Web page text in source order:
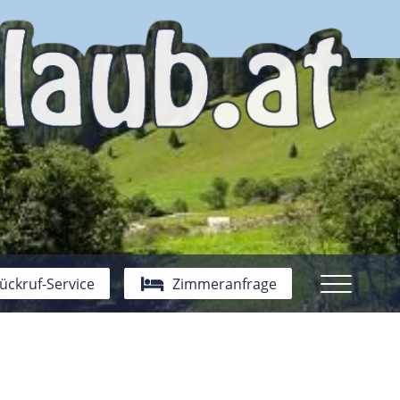
Service Zimmeranfrage